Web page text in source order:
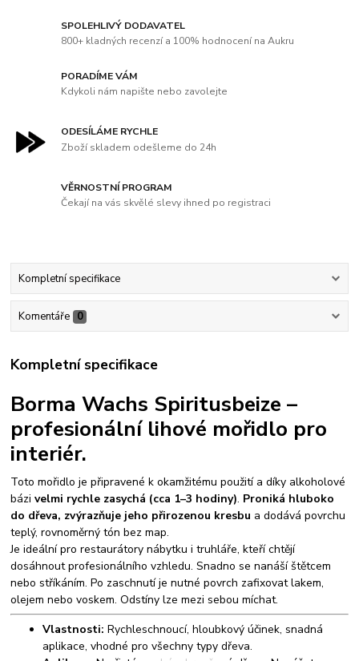
SPOLEHLIVÝ DODAVATEL
800+ kladných recenzí a 100% hodnocení na Aukru
PORADÍME VÁM
Kdykoli nám napište nebo zavolejte
ODESÍLÁME RYCHLE
Zboží skladem odešleme do 24h
VĚRNOSTNÍ PROGRAM
Čekají na vás skvělé slevy ihned po registraci
Kompletní specifikace
Komentáře 0
Kompletní specifikace
Borma Wachs Spiritusbeize –
profesionální lihové mořidlo pro
interiér.
Toto mořidlo je připravené k okamžitému použití a díky alkoholové
bázivelmi rychle zasychá (cca 1–3 hodiny). Proniká hluboko
do dřeva, zvýrazňuje jeho přirozenou kresbu a dodává povrchu
teplý, rovnoměrný tón bez map.
Je ideální pro restaurátory nábytku i truhláře, kteří chtějí
dosáhnout profesionálního vzhledu. Snadno se nanáší štětcem
nebo stříkáním. Po zaschnutí je nutné povrch zafixovat lakem,
olejem nebo voskem. Odstíny lze mezi sebou míchat.
Vlastnosti: Rychleschnoucí, hloubkový účinek, snadná
aplikace, vhodné pro všechny typy dřeva.